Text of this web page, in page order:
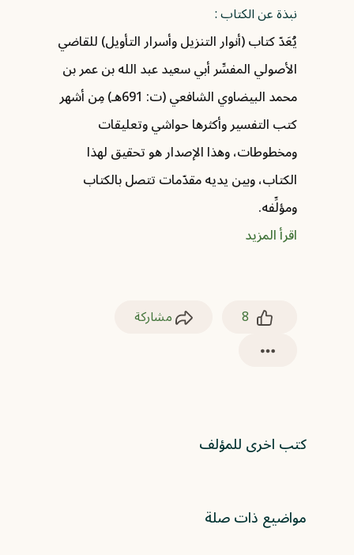
نبذة عن الكتاب :
يُعَدّ كتاب (أنوار التنزيل وأسرار التأويل) للقاضي
الأصولي المفسِّر أبي سعيد عبد الله بن عمر بن
محمد البيضاوي الشافعي (ت: 691هـ) مِن أشهر
كتب التفسير وأكثرها حواشي وتعليقات
ومخطوطات، وهذا الإصدار هو تحقيق لهذا
الكتاب، وبين يديه مقدّمات تتصل بالكتاب
ومؤلِّفه.
اقرأ المزيد
8 مشاركة
كتب اخرى للمؤلف
مواضيع ذات صلة